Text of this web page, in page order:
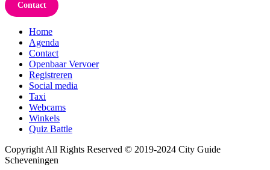
Contact
Home
Agenda
Contact
Openbaar Vervoer
Registreren
Social media
Taxi
Webcams
Winkels
Quiz Battle
Copyright All Rights Reserved © 2019-2024 City Guide
Scheveningen